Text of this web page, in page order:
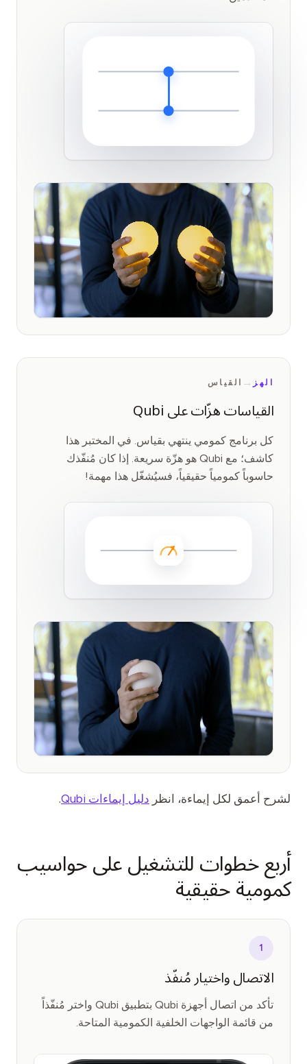
الهز → القياس
القياسات هزّات على Qubi
كل برنامج كمومي ينتهي بقياس. في المختبر هذا
كاشف؛ مع Qubi هو هزّة سريعة. إذا كان مُنفّذك
حاسوباً كمومياً حقيقياً، فسيُشغّل هذا مهمة!
لشرح أعمق لكل إيماءة، انظر دليل إيماءات Qubi .
أربع خطوات للتشغيل على حواسيب
كمومية حقيقية
1
الاتصال واختيار مُنفّذ
تأكد من اتصال أجهزة Qubi بتطبيق Qubi واختر مُنفّذاً
من قائمة الواجهات الخلفية الكمومية المتاحة.